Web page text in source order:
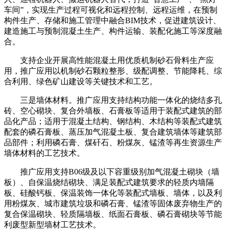
车间”，实现生产过程可视化和远程控制、远程运维，在预制
构件生产、存储和施工管理中融合BIM技术，促进建筑设计、
建造施工与预制混凝土生产、构件运输、装配化施工等深度融
合。
支持企业开展高性能混凝土用优质机制砂石骨料生产应
用，推广应用以机制砂石颗粒整形、级配调整、节能降耗、综
合利用、绿色矿山建设等关键技术和工艺。
三是墙体材料。推广应用支持结构功能一体化的烧结多孔
砖、空心砌块、复合外墙板、石膏板等适用于装配式建筑的部
品化产品；适用于混凝土结构、钢结构、木结构等装配式建筑
配套的磷石膏板、蒸压加气混凝土板、复合建筑墙体等建筑部
品部件；利用磷石膏、煤矸石、粉煤灰、锰渣等再生资源生产
墙体材料的工艺技术。
推广应用支持B06级及以下容重级别加气混凝土砌块（墙
板）、自保温烧结砌块、满足装配式建筑要求的轻质内墙隔
板、硅酸钙板、保温装饰一体化等装配式墙板、墙体，以及利
用粉煤灰、城市建筑垃圾和磷石膏、锰渣等固体废弃物生产的
复合保温砌块、轻质隔墙板、纸面石膏板、磷石膏砌块等节能
利废型新型墙材工艺技术。